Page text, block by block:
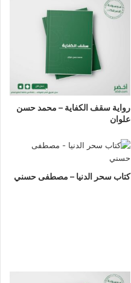
رواية سقف الكفاية – محمد حسن
علوان
كتاب سحر الدنيا – مصطفى حسني